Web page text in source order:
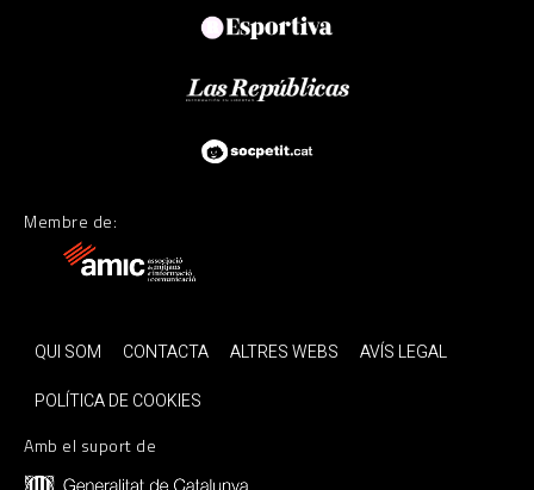
Membre de:
QUI SOM CONTACTA ALTRES WEBS
AVÍS LEGAL
POLÍTICA DE COOKIES
Amb el suport de